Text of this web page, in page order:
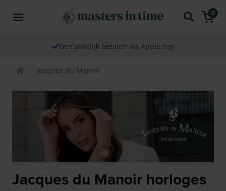
0
Gemakkelijk betalen via Apple Pay
Jacques du Manoir
Jacques du Manoir horloges